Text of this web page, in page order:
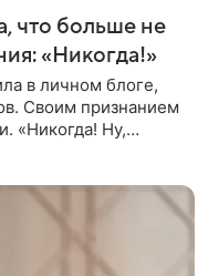
что больше не
«Никогда!»
в личном блоге,
Своим признанием
«Никогда! Ну,